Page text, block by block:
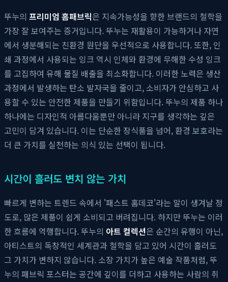
뚜누의 프리미엄 홈패브릭은 지속가능성을 향한 브랜드의 철학을
가장 잘 보여주는 증거입니다. 뚜누는 재활용이 가능하거나 자연
에서 생분해되는 친환경 원단을 우선적으로 사용합니다. 또한, 인
쇄 과정에서 사용되는 잉크 역시 인체와 환경에 무해한 수성 잉크
를 고집하여 유해 물질 배출을 최소화합니다. 이러한 노력은 생산
과정에서 발생하는 탄소 발자국을 줄이고, 소비자가 안심하고 사
용할 수 있는 안전한 제품을 만들기 위함입니다. 뚜누의 제품 하나
하나에는 디자인적 아름다움뿐만 아니라 지구를 생각하는 깊은
고민이 담겨 있습니다. 이는 단순한 장식품을 넘어, 환경 보호라는
더 큰 가치를 실천하는 의식 있는 선택이 됩니다.
시간이 흘러도 변치 않는 가치
빠르게 변하는 트렌드 속에서 '패스트 홈데코'라는 말이 생겨날 정
도로, 많은 제품이 쉽게 소비되고 버려집니다. 하지만 뚜누는 이러
한 흐름에 역행합니다. 뚜누의 아트 컬렉션은 순간의 유행이 아닌,
아티스트의 독창적인 세계관과 철학을 담고 있어 시간이 흘러도
그 가치가 변하지 않습니다. 소장 가치가 높은 예술 작품처럼, 뚜
누의 패브릭 포스터는 공간에 깊이를 더하고 사용하는 사람의 취